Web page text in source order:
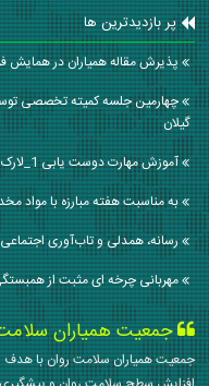
پر بازدیدترین ها
پذیرش مقاله همیاران در
چهارمین جلسه کمیته تخصصی
گیلان
آموزش مهارت دوست یابی 1_لارک
به مناسبت هفته مبارزه با مواد
رسانه، همدلی و تاب‌آوری اجتماعی
مهربانی چرخه ای مثبت از
جمعیت همیاران سلامت
جمعیت همیاران سلامت روان با هدف